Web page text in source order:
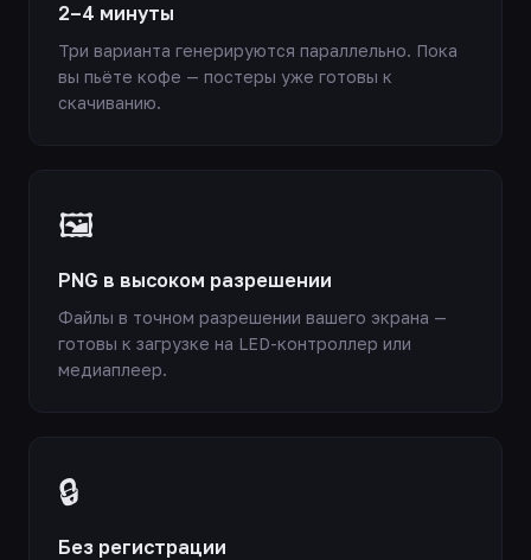
2–4 минуты
Три варианта генерируются параллельно. Пока
вы пьёте кофе — постеры уже готовы к
скачиванию.
🖼️
PNG в высоком разрешении
Файлы в точном разрешении вашего экрана —
готовы к загрузке на LED-контроллер или
медиаплеер.
🔒
Без регистрации